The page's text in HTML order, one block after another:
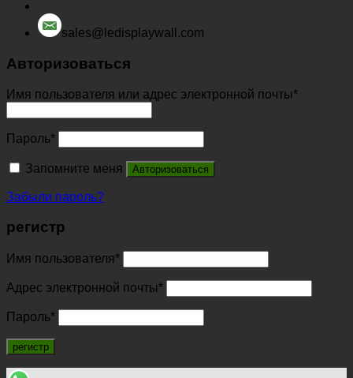
sales@ledisplaywall.com
Авторизоваться
Имя пользователя или адрес электронной почты*
Пароль*
Запомните меня Авторизоваться
Забыли пароль?
регистр
Имя пользователя*
Адрес электронной почты*
Пароль*
регистр